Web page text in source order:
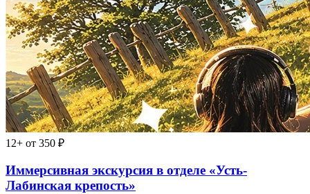
12+ от 350 ₽
Иммерсивная экскурсия в отделе «Усть-
Лабинская крепость»